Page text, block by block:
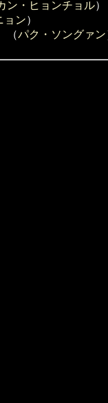
ン・ヒョンチョル）
ョン）
（パク・ソングァン